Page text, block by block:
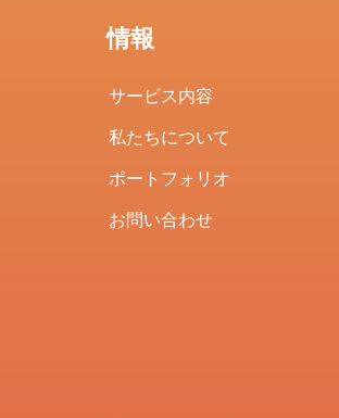
情報
サービス内容
私たちについて
ポートフォリオ
お問い合わせ